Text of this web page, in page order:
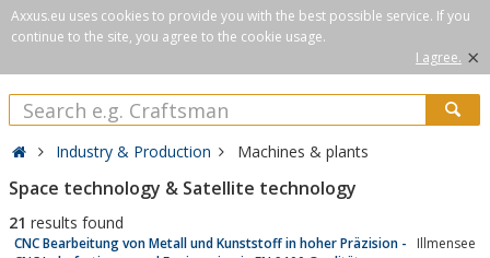
Axxus.eu uses cookies to provide you with the best possible service. If you
continue to the site, you agree to the cookie usage.
I agree. ×
Industry & Production Machines & plants
Space technology & Satellite technology
21 results found
CNC Bearbeitung von Metall und Kunststoff in hoher Präzision -
Illmensee